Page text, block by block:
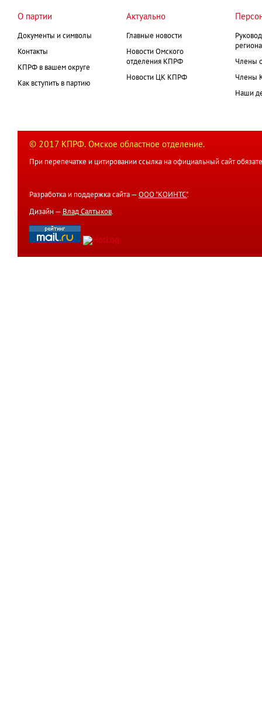
О партии
Документы и символы
Контакты
КПРФ в вашем округе
Как вступить в партию
Актуально
Главные новости
Новости Омского
отделения КПРФ
Новости ЦК КПРФ
Члены
Члены
Наши
© 2017 КПРФ. Омское областное отделение.
При перепечатке и цитировании ссылка на официальный сайт
Разработка и поддержка сайта — ООО "КОИНТС".
Дизайн — Влад Салтыков.